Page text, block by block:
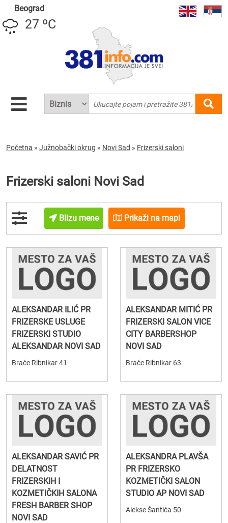
Beograd
27 ºC
Početna » Južnobački okrug » Novi Sad » Frizerski saloni
Frizerski saloni Novi Sad
Blizu mene Prikaži na mapi
ALEKSANDAR ILIĆ PR
FRIZERSKE USLUGE
FRIZERSKI STUDIO
ALEKSANDAR NOVI SAD
Braće Ribnikar 41
ALEKSANDAR MITIĆ PR
FRIZERSKI SALON VICE
CITY BARBERSHOP
NOVI SAD
Braće Ribnikar 63
ALEKSANDAR SAVIĆ PR
DELATNOST
FRIZERSKIH I
KOZMETIČKIH SALONA
FRESH BARBER SHOP
NOVI SAD
ALEKSANDRA PLAVŠA
PR FRIZERSKO
KOZMETIČKI SALON
STUDIO AP NOVI SAD
Alekse Šantića 50